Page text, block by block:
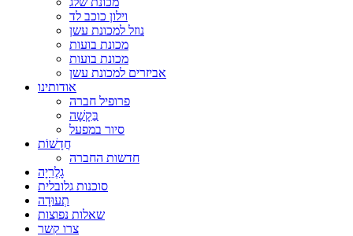
וילון כוכב לד
נוזל למכונת עשן
מכונת בועות
מכונת בועות
אביזרים למכונת עשן
אודותינו
פרופיל חברה
בַּקָשָׁה
סיור במפעל
חֲדָשׁוֹת
חדשות החברה
גָלֶרֵיָה
סוכנות גלובלית
תְעוּדָה
שאלות נפוצות
צרו קשר